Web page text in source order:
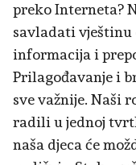
preko Interneta?
savladati vještinu
informacija i
Prilagođavanje i
sve važnije. Naši
radili u jednoj
naša djeca će